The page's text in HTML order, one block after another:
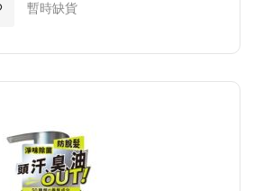
暫時缺貨
入至願望清單